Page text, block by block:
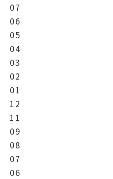
07
06
05
04
03
02
01
12
11
09
08
07
06